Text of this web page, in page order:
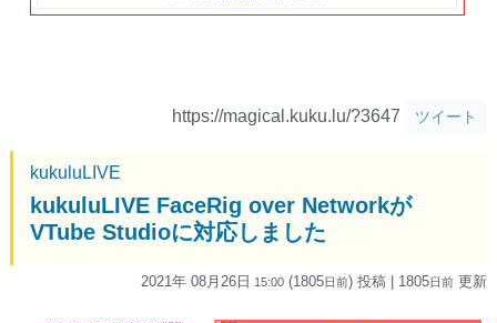
https://magical.kuku.lu/?3647 ツイート
kukuluLIVE
kukuluLIVE FaceRig over Networkが
VTube Studioに対応しました
2021年 08月26日 15:00 (1805日前) 投稿 | 1805日前 更新